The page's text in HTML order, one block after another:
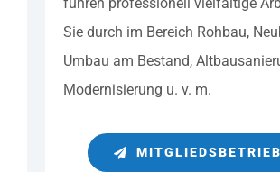
führen professionell vielfältige
Sie durch im Bereich Rohbau,
Umbau am Bestand,
Modernisierung u. v. m.